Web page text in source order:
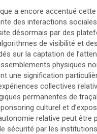
a encore accentué
des interactions
désormais par des
de visibilité et
sur la captation de
physiques
une signification
collectives
permanentes de
culturel et
relative peut être
sécurité par les